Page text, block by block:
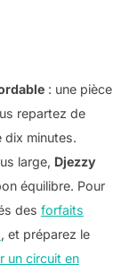
: une pièce
repartez de
dix minutes.
large, Djezzy
équilibre. Pour
des forfaits
, et préparez le
un circuit en